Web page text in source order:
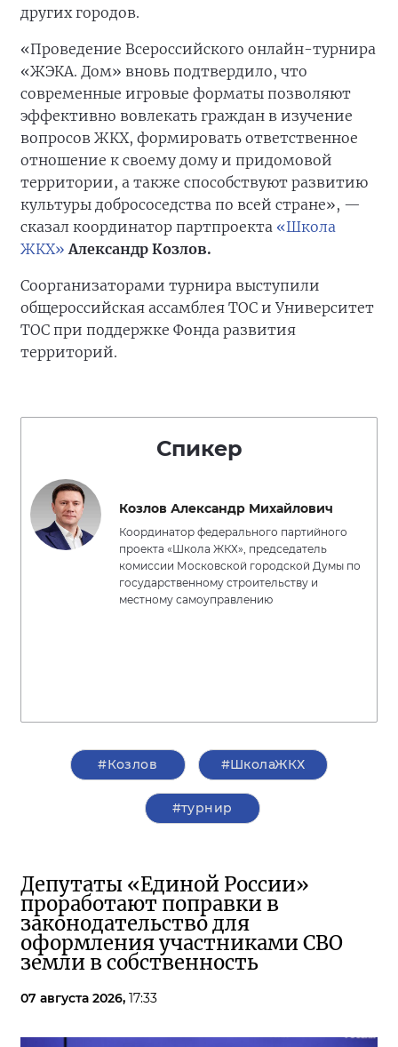
других городов.
«Проведение Всероссийского онлайн-турнира
«ЖЭКА. Дом» вновь подтвердило, что
современные игровые форматы позволяют
эффективно вовлекать граждан в изучение
вопросов ЖКХ, формировать ответственное
отношение к своему дому и придомовой
территории, а также способствуют развитию
культуры добрососедства по всей стране», —
сказал координатор партпроекта «Школа
ЖКХ» Александр Козлов.
Соорганизаторами турнира выступили
общероссийская ассамблея ТОС и Университет
ТОС при поддержке Фонда развития
территорий.
Спикер
Козлов Александр Михайлович
Координатор федерального партийного
проекта «Школа ЖКХ», председатель
комиссии Московской городской Думы по
государственному строительству и
местному самоуправлению
#Козлов #ШколаЖКХ
#турнир
Депутаты «Единой России»
проработают поправки в
законодательство для
оформления участниками СВО
земли в собственность
07 августа 2026, 17:33